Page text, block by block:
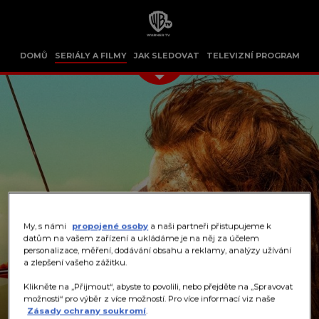
DOMŮ SERIÁLY A FILMY JAK SLEDOVAT TELEVIZNÍ PROGRAM
My, s námi propojené osoby a naši partneři přistupujeme k
datům na vašem zařízení a ukládáme je na něj za účelem
personalizace, měření, dodávání obsahu a reklamy, analýzy užívání
a zlepšení vašeho zážitku.
Klikněte na „Přijmout“, abyste to povolili, nebo přejděte na „Spravovat
možnosti“ pro výběr z více možností. Pro více informací viz naše
Zásady ochrany soukromí.